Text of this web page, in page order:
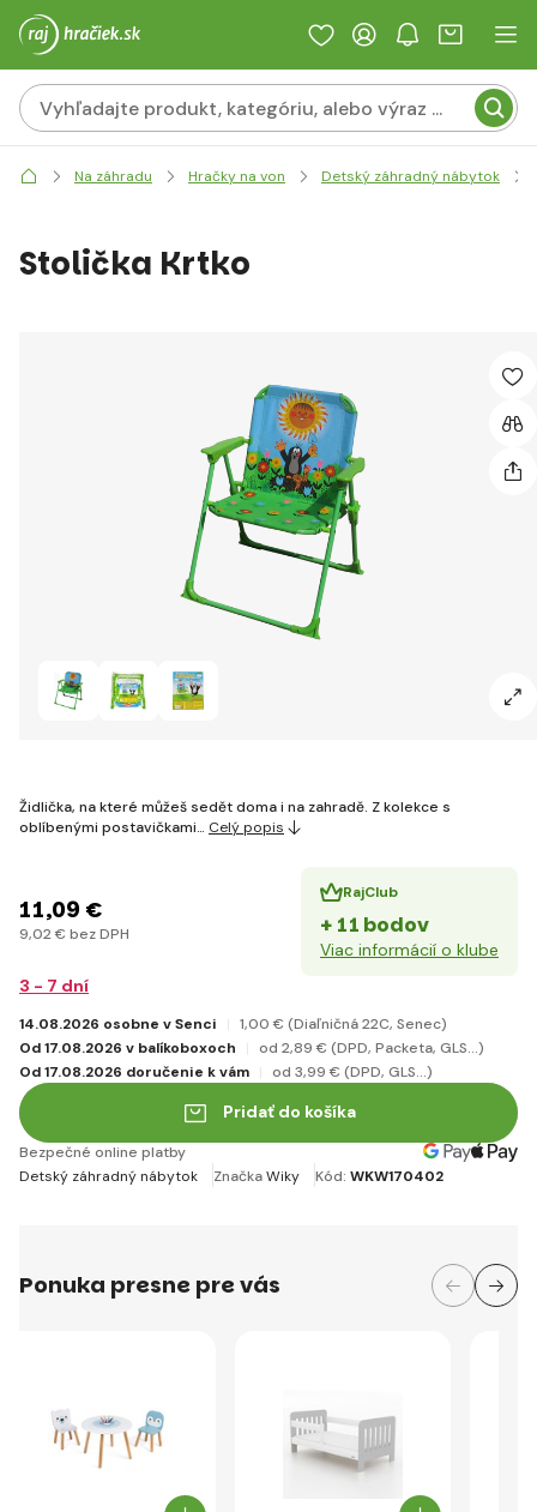
Na záhradu Hračky na von Detský záhradný nábytok
Stolička Krtko
Židlička, na které můžeš sedět doma i na zahradě. Z kolekce s
oblíbenými postavičkami… Celý popis
11,09 €
9,02 € bez DPH
RajClub
+ 11 bodov
Viac informácií o klube
3 - 7 dní
14.08.2026 osobne v Senci 1,00 € (Diaľničná 22C, Senec)
Od 17.08.2026 v balíkoboxoch
od 2,89 € (DPD, Packeta, GLS...)
Od 17.08.2026 doručenie k vám
od 3,99 € (DPD, GLS...)
Pridať do košíka
Bezpečné online platby
Detský záhradný nábytok
ZnačkaWiky Kód: WKW170402
Ponuka presne pre vás